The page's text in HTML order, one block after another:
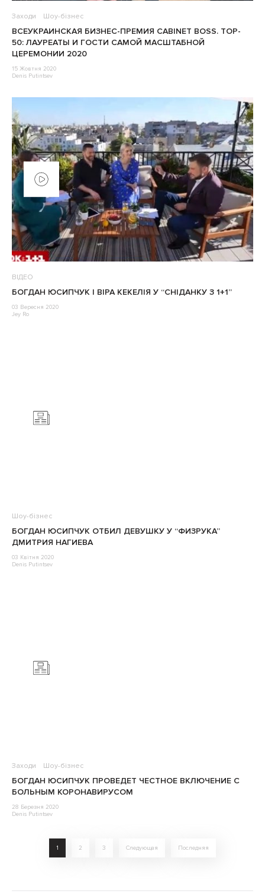
Заходи Шоу-бізнес
ВСЕУКРАИНСКАЯ БИЗНЕС-ПРЕМИЯ CABINET BOSS. TOP-
50: ЛАУРЕАТЫ И ГОСТИ САМОЙ МАСШТАБНОЙ
ЦЕРЕМОНИИ 2020
15 Жовтня 2020
Denis Putintsev
ВІДЕО
БОГДАН ЮСИПЧУК І ВІРА КЕКЕЛІЯ У “СНІДАНКУ З 1+1”
03 Вересня 2020
Jey Ro
Шоу-бізнес
БОГДАН ЮСИПЧУК ОТБИЛ ДЕВУШКУ У “ФИЗРУКА”
ДМИТРИЯ НАГИЕВА
03 Квітня 2020
Denis Putintsev
Заходи Шоу-бізнес
БОГДАН ЮСИПЧУК ПРОВЕДЕТ ЧЕСТНОЕ ВКЛЮЧЕНИЕ С
БОЛЬНЫМ КОРОНАВИРУСОМ
28 Березня 2020
Denis Putintsev
1 2 3 Следующая Последняя